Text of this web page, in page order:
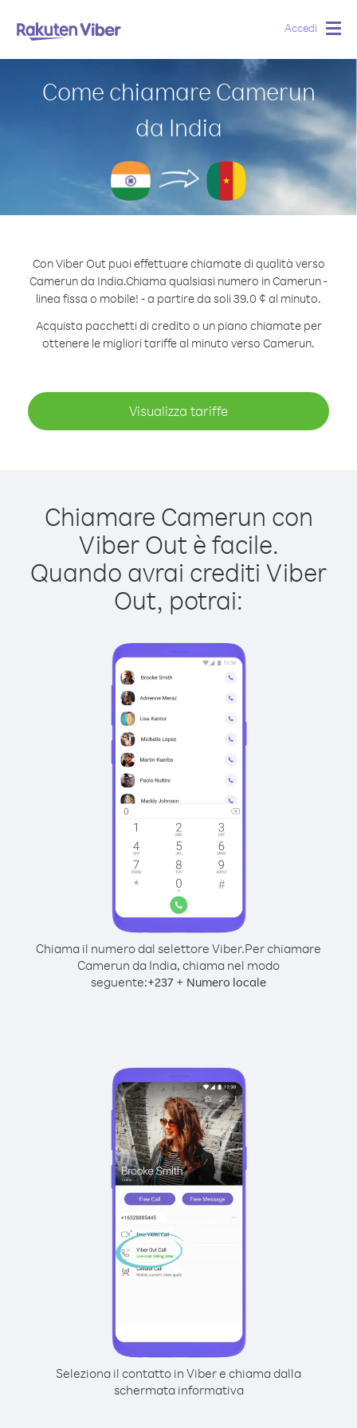
Accedi
Come chiamare Camerun
da India
Con Viber Out puoi effettuare chiamate di qualità verso
Camerun da India.Chiama qualsiasi numero in Camerun -
linea fissa o mobile! - a partire da soli 39.0 ¢ al minuto.
Acquista pacchetti di credito o un piano chiamate per
ottenere le migliori tariffe al minuto verso Camerun.
Visualizza tariffe
Chiamare Camerun con
Viber Out è facile.
Quando avrai crediti Viber
Out, potrai:
Chiama il numero dal selettore Viber.Per chiamare
Camerun da India, chiama nel modo
seguente:+237 + Numero locale
Seleziona il contatto in Viber e chiama dalla
schermata informativa